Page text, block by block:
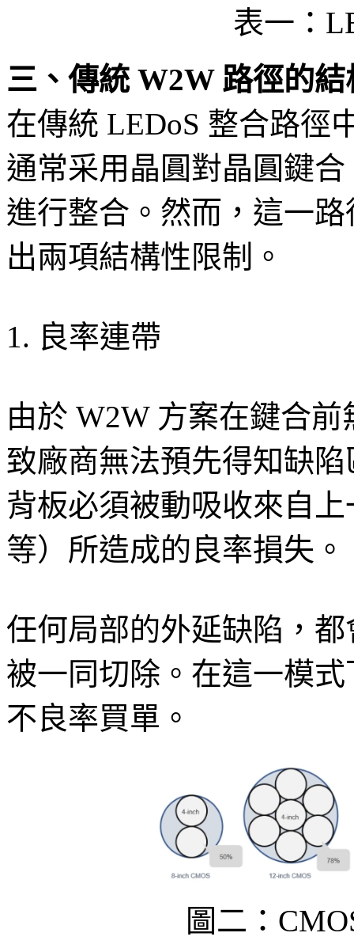
表一：
三、傳統 W2W 路徑的
在傳統 LEDoS 整合路徑
通常采用晶圓對晶圓鍵合
進行整合。然而，這一
出兩項結構性限制。
1. 良率連帶
由於 W2W 方案在鍵合
致廠商無法預先得知缺
背板必須被動吸收來自
等）所造成的良率損失。
任何局部的外延缺陷，
被一同切除。在這一模
不良率買單。
圖二：